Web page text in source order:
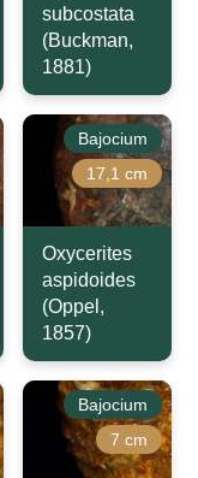
subcostata
(Buckman,
1881)
Bajocium
17,1 cm
Oxycerites
aspidoides
(Oppel,
1857)
Bajocium
7 cm